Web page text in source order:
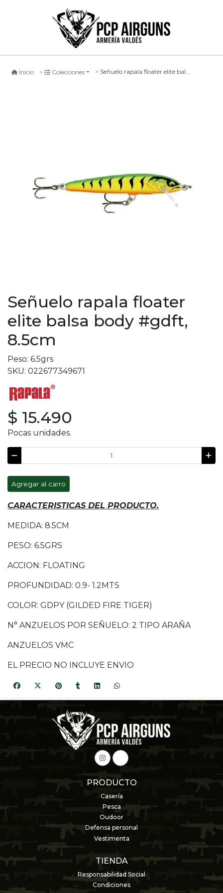
Inicio Colecciones Señuelo rapala floater elite balsa body #gdft, 8.5cm
Señuelo rapala floater
elite balsa body #gdft,
8.5cm
Peso: 6.5grs
SKU: 022677349671
$ 15.490
Pocas unidades.
Agregar al carro
CARACTERISTICAS DEL PRODUCTO.
MEDIDA: 8.5CM
PESO: 6.5GRS
ACCION: FLOATING
PROFUNDIDAD: 0.9- 1.2MTS
COLOR: GDPY (GILDED FIRE TIGER)
N° ANZUELOS POR SEÑUELO: 2 TIPO ARAÑA
ANZUELOS VMC
EL PRECIO NO INCLUYE ENVIO
PRODUCTO
Casería
Pesca
Oudoor
Defensa personal
Vestimenta
TIENDA
Responsabilidad Social
Condiciones